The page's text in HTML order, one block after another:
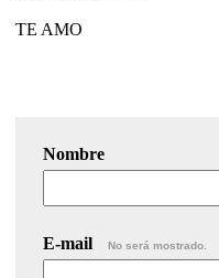
TE AMO
Nombre
E-mail No será mostrado.